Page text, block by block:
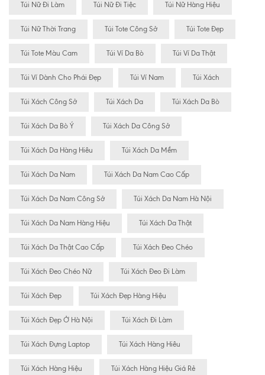
Túi Nữ Đi Làm Túi Nữ Đi Tiệc Túi Nữ Hàng Hiệu
Túi Nữ Thời Trang Túi Tote Công Sở Túi Tote Đẹp
Túi Tote Màu Cam Túi Ví Da Bò Túi Ví Da Thật
Túi Ví Dành Cho Phái Đẹp Túi Ví Nam Túi Xách
Túi Xách Công Sở Túi Xách Da Túi Xách Da Bò
Túi Xách Da Bò Ý Túi Xách Da Công Sở
Túi Xách Da Hàng Hiêu Túi Xách Da Mềm
Túi Xách Da Nam Túi Xách Da Nam Cao Cấp
Túi Xách Da Nam Công Sở Túi Xách Da Nam Hà Nội
Túi Xách Da Nam Hàng Hiệu Túi Xách Da Thật
Túi Xách Da Thật Cao Cấp Túi Xách Đeo Chéo
Túi Xách Đeo Chéo Nữ Túi Xách Đeo Đi Làm
Túi Xách Đẹp Túi Xách Đẹp Hàng Hiệu
Túi Xách Đẹp Ở Hà Nội Túi Xách Đi Làm
Túi Xách Đựng Laptop Túi Xách Hàng Hiêu
Túi Xách Hàng Hiệu Túi Xách Hàng Hiệu Giá Rẻ